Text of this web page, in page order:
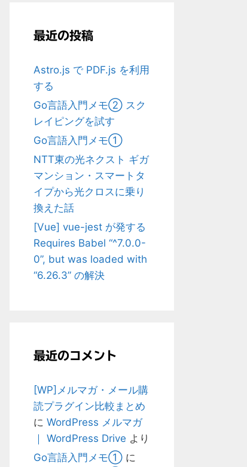
最近の投稿
Astro.js で PDF.js を利用
する
Go言語入門メモ② スク
レイピングを試す
Go言語入門メモ①
NTT東の光ネクスト ギガ
マンション・スマートタ
イプから光クロスに乗り
換えた話
[Vue] vue-jest が発する
Requires Babel “^7.0.0-
0”, but was loaded with
“6.26.3” の解決
最近のコメント
[WP]メルマガ・メール購
読プラグイン比較まとめ
に WordPress メルマガ
｜ WordPress Drive より
Go言語入門メモ① に